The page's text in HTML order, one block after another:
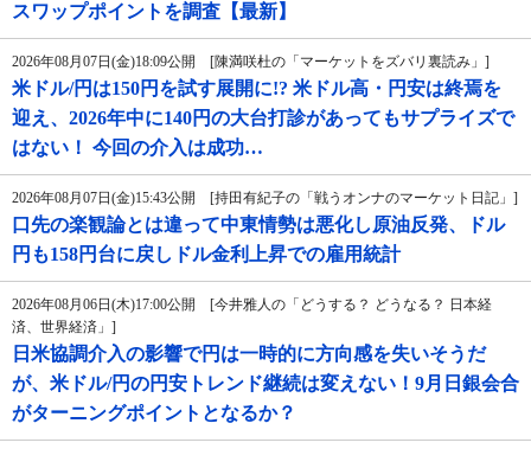
スワップポイントを調査【最新】
2026年08月07日(金)18:09公開 [陳満咲杜の「マーケットをズバリ裏読み」]
米ドル/円は150円を試す展開に!? 米ドル高・円安は終焉を
迎え、2026年中に140円の大台打診があってもサプライズで
はない！ 今回の介入は成功…
2026年08月07日(金)15:43公開 [持田有紀子の「戦うオンナのマーケット日記」]
口先の楽観論とは違って中東情勢は悪化し原油反発、ドル
円も158円台に戻しドル金利上昇での雇用統計
2026年08月06日(木)17:00公開 [今井雅人の「どうする？ どうなる？ 日本経
済、世界経済」]
日米協調介入の影響で円は一時的に方向感を失いそうだ
が、米ドル/円の円安トレンド継続は変えない！9月日銀会合
がターニングポイントとなるか？